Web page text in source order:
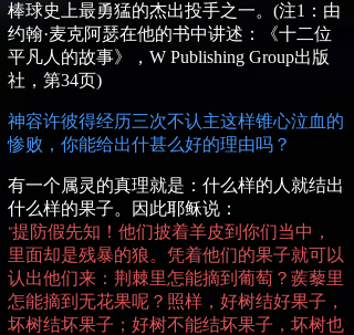
棒球史上最勇猛的杰出投手之一。 (注1 ：由
约翰·麦克阿瑟在他的书中讲述：《十二位
平凡人的故事》， W Publishing Group出版
社，第34页)
神容许彼得经历三次不认主这样锥心泣血的
惨败，你能给出什甚么好的理由吗？
有一个属灵的真理就是：什么样的人就结出
什么样的果子。因此耶稣说：
“提防假先知！他们披着羊皮到你们当中，
里面却是残暴的狼。凭着他们的果子就可以
认出他们来：荆棘里怎能摘到葡萄？蒺藜里
怎能摘到无花果呢？照样，好树结好果子，
坏树结坏果子；好树不能结坏果子，坏树也